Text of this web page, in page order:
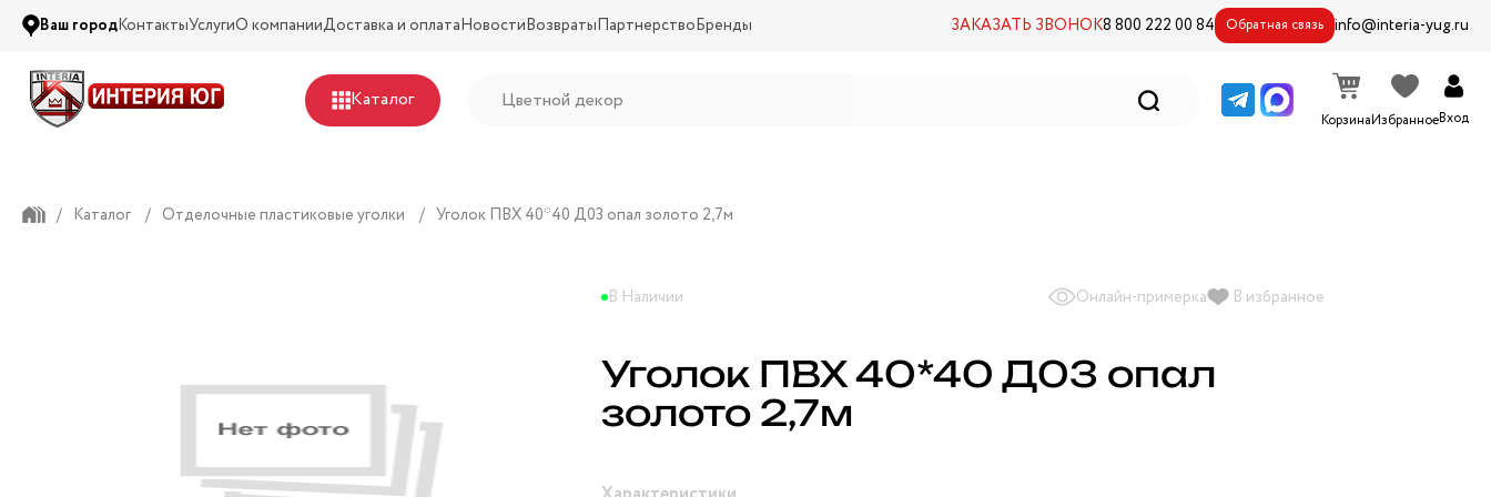
Ваш городКонтактыУслугиО компанииДоставка и оплатаНовостиВозвратыПартнерствоБренды ЗАКАЗАТЬ ЗВОНОК8 800 222 00 84 Обратная связь info@interia-yug.ru
Каталог
КорзинаИзбранноеВход
/ Каталог / Отделочные пластиковые уголки / Уголок ПВХ 40*40 Д03 опал золото 2,7м
В Наличии Онлайн-примерка В избранное
Уголок ПВХ 40*40 Д03 опал
золото 2,7м